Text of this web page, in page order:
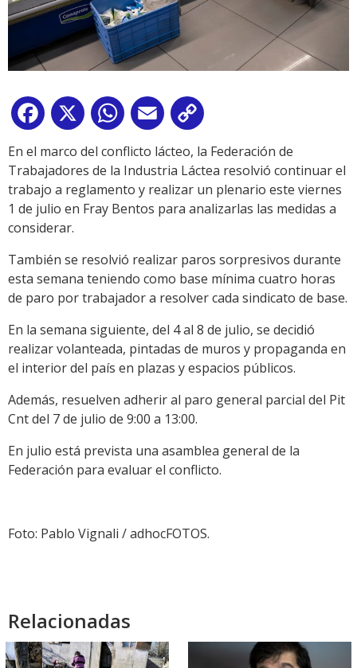
Facebook
X WhatsApp
Email
Link
En el marco del conflicto lácteo, la Federación de
Trabajadores de la Industria Láctea resolvió continuar el
trabajo a reglamento y realizar un plenario este viernes
1 de julio en Fray Bentos para analizarlas las medidas a
considerar.
También se resolvió realizar paros sorpresivos durante
esta semana teniendo como base mínima cuatro horas
de paro por trabajador a resolver cada sindicato de base.
En la semana siguiente, del 4 al 8 de julio, se decidió
realizar volanteada, pintadas de muros y propaganda en
el interior del país en plazas y espacios públicos.
Además, resuelven adherir al paro general parcial del Pit
Cnt del 7 de julio de 9:00 a 13:00.
En julio está prevista una asamblea general de la
Federación para evaluar el conflicto.
Foto: Pablo Vignali / adhocFOTOS.
Relacionadas